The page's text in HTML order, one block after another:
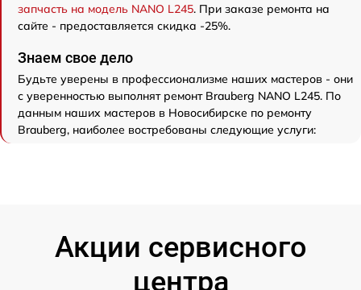
запчасть на модель NANO L245. При заказе ремонта на
сайте - предоставляется скидка -25%.
Знаем свое дело
Будьте уверены в профессионализме наших мастеров - они
с уверенностью выполнят ремонт Brauberg NANO L245. По
данным наших мастеров в Новосибирске по ремонту
Brauberg, наиболее востребованы следующие услуги:
Акции сервисного
центра